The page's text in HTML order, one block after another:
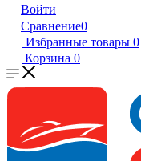
Войти
Сравнение0
Избранные товары 0
Корзина 0